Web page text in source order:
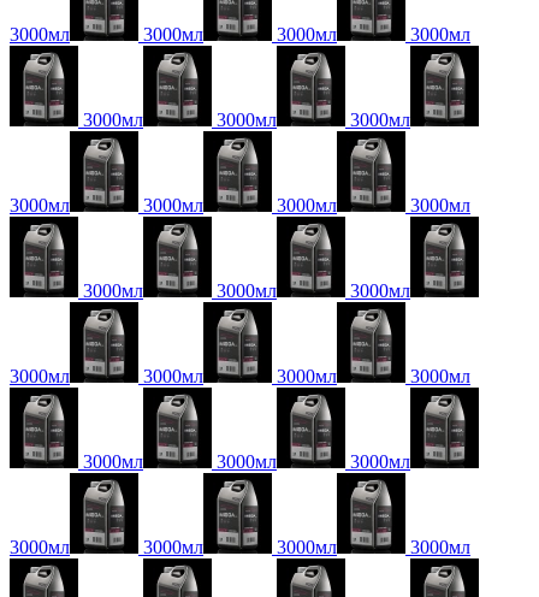
3000мл 3000мл 3000мл 3000мл
3000мл 3000мл 3000мл
3000мл 3000мл 3000мл 3000мл
3000мл 3000мл 3000мл
3000мл 3000мл 3000мл 3000мл
3000мл 3000мл 3000мл
3000мл 3000мл 3000мл 3000мл